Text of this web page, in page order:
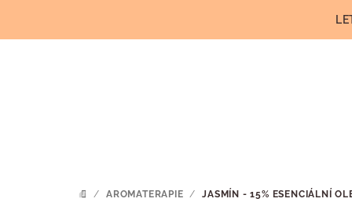
DOMŮ
/ AROMATERAPIE / JASMÍN - 15% ESENCIÁLNÍ